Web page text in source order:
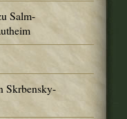
Salm-
Skrbensky-